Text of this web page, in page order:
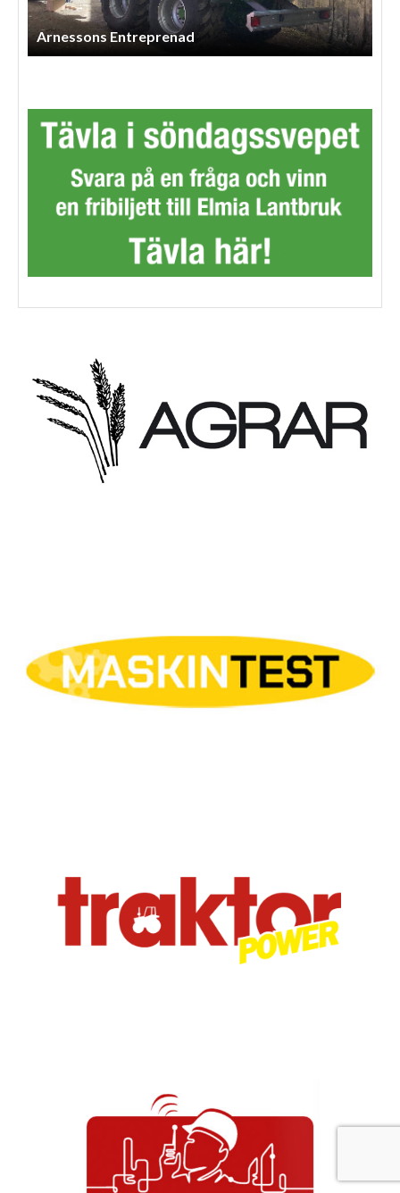
Lls Skog Och Maskintjänst